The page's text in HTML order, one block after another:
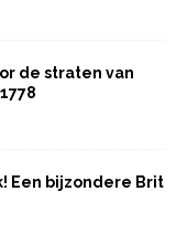
de straten van
Een bijzondere Brit